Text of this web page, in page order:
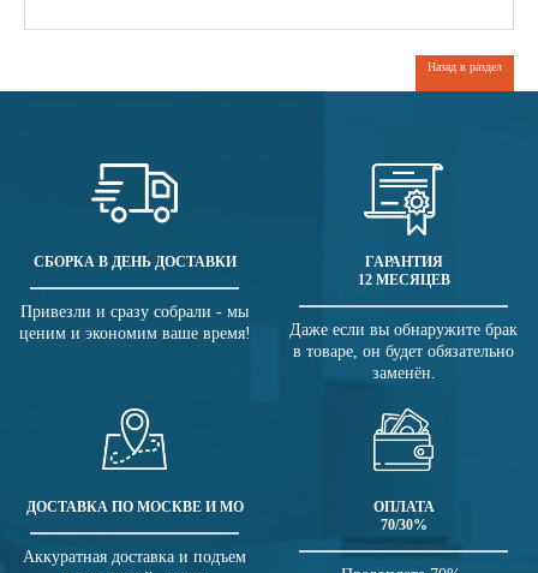
Назад в раздел
СБОРКА В ДЕНЬ ДОСТАВКИ
Привезли и сразу собрали - мы
ценим и экономим ваше время!
ГАРАНТИЯ
12 МЕСЯЦЕВ
Даже если вы обнаружите брак
в товаре, он будет обязательно
заменён.
ДОСТАВКА ПО МОСКВЕ И МО
Аккуратная доставка и подъем
ОПЛАТА
70/30%